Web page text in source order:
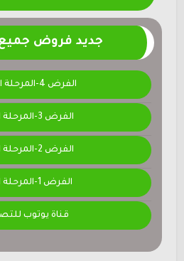
جديد فروض
الفرض 4-المرحلة الرابعة
الفرض 3-المرحلة الثالثة
الفرض 2-المرحلة الثانية
الفرض 1-المرحلة الأولى
قناة يوتوب